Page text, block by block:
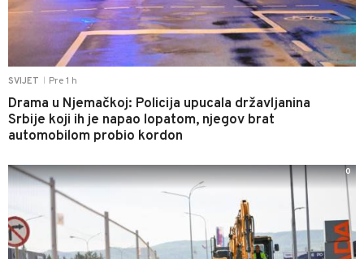
SVIJET Pre 1 h
Drama u Njemačkoj: Policija upucala državljanina
Srbije koji ih je napao lopatom, njegov brat
automobilom probio kordon
0